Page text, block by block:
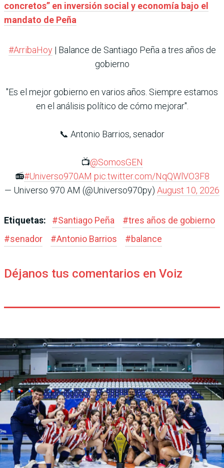
concretos” en inversión social y economía bajo el
mandato de Peña
#ArribaHoy| Balance de Santiago Peña a tres años de
gobierno
"Es el mejor gobierno en varios años. Siempre estamos
en el análisis político de cómo mejorar".
📞 Antonio Barrios, senador
📺@SomosGEN
📻#Universo970AM pic.twitter.com/NqQWlVO3F8
— Universo 970 AM (@Universo970py) August 10, 2026
Etiquetas: #Santiago Peña #tres años de gobierno
#senador #Antonio Barrios #balance
Déjanos tus comentarios en Voiz